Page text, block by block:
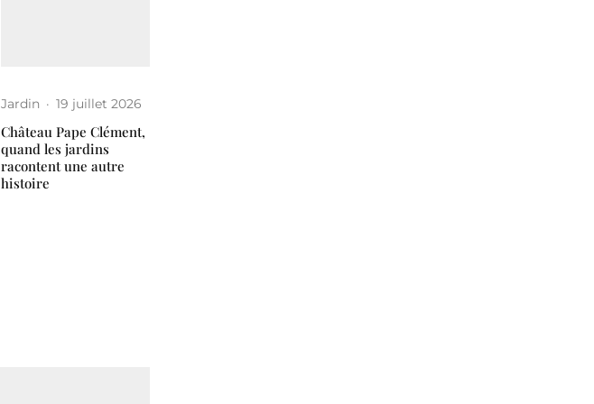
Jardin · 19 juillet 2026
Château Pape Clément,
quand les jardins
racontent une autre
histoire